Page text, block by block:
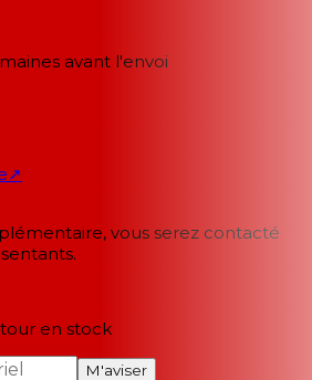
avant l'envoi
↗
vous serez contacté
en stock
M'aviser